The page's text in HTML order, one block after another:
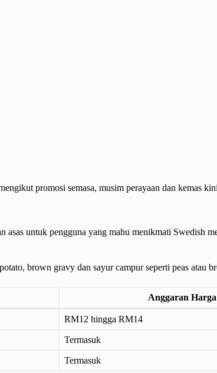
promosi semasa, musim perayaan dan kemas
asas untuk pengguna yang mahu menikmati Swedish
brown gravy dan sayur campur seperti peas atau
Anggaran Harga
RM12 hingga RM14
Termasuk
Termasuk